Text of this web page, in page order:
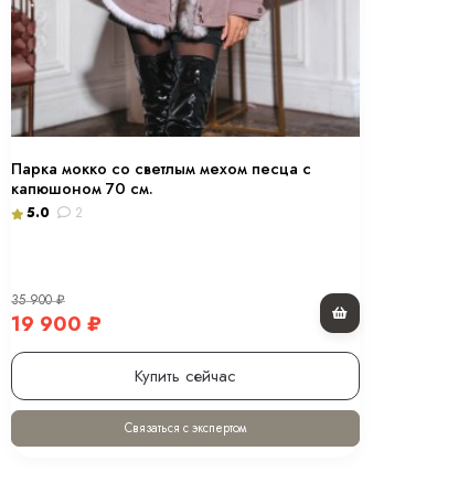
Парка мокко со светлым мехом песца с
капюшоном 70 см.
5.0 2
35 900₽
19 900 ₽
Купить сейчас
Связаться с экспертом